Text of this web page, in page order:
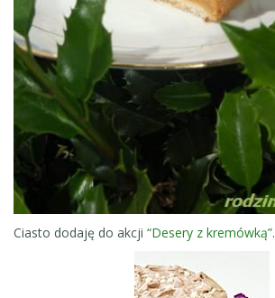
Ciasto dodaję do akcji “Desery z kremówką”.